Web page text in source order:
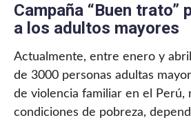
Campaña “Buen trato”
a los adultos mayores
Actualmente, entre enero y
de 3000 personas adultas
de violencia familiar en el Perú,
condiciones de pobreza,